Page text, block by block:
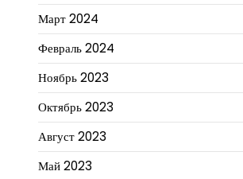
Март 2024
Февраль 2024
Ноябрь 2023
Октябрь 2023
Август 2023
Май 2023